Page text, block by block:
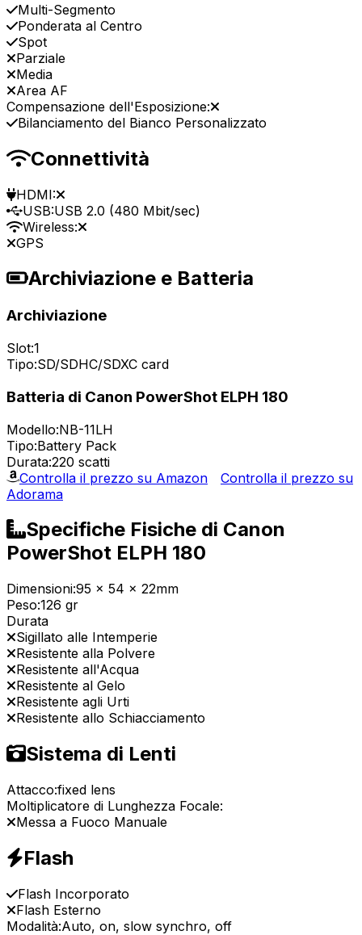
Multi-Segmento
Ponderata al Centro
Spot
Parziale
Media
Area AF
Compensazione dell'Esposizione:
Bilanciamento del Bianco Personalizzato
Connettività
HDMI:
USB:USB 2.0 (480 Mbit/sec)
Wireless:
GPS
Archiviazione e Batteria
Archiviazione
Slot:1
Tipo:SD/SDHC/SDXC card
Batteria di Canon PowerShot ELPH 180
Modello:NB-11LH
Tipo:Battery Pack
Durata:220 scatti
Controlla il prezzo su Amazon
Controlla il prezzo su
Adorama
Specifiche Fisiche di Canon
PowerShot ELPH 180
Dimensioni:95 x 54 x 22mm
Peso:126 gr
Durata
Sigillato alle Intemperie
Resistente alla Polvere
Resistente all'Acqua
Resistente al Gelo
Resistente agli Urti
Resistente allo Schiacciamento
Sistema di Lenti
Attacco:fixed lens
Moltiplicatore di Lunghezza Focale:
Messa a Fuoco Manuale
Flash
Flash Incorporato
Flash Esterno
Modalità:Auto, on, slow synchro, off